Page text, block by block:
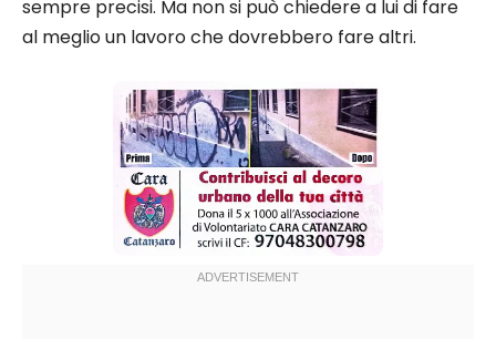
sempre precisi. Ma non si può chiedere a lui di fare
al meglio un lavoro che dovrebbero fare altri.